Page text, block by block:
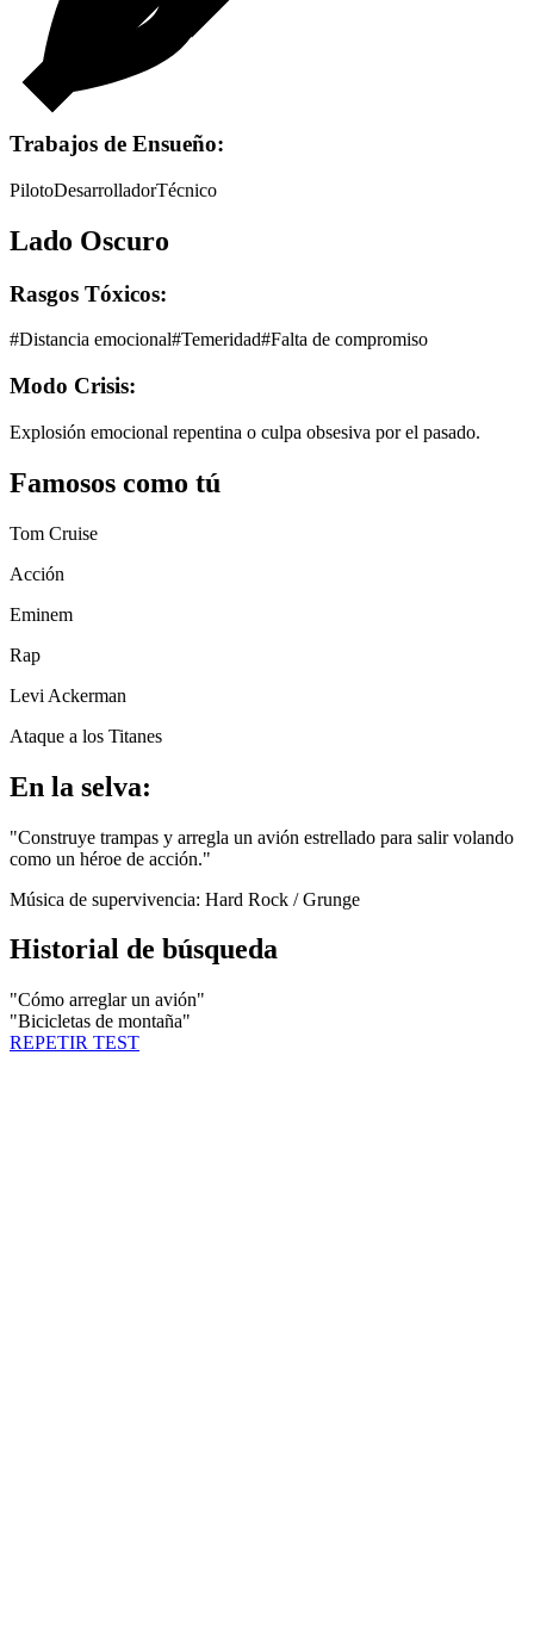
Trabajos de Ensueño:
PilotoDesarrolladorTécnico
Lado Oscuro
Rasgos Tóxicos:
#Distancia emocional#Temeridad#Falta de compromiso
Modo Crisis:
Explosión emocional repentina o culpa obsesiva por el pasado.
Famosos como tú
Tom Cruise
Acción
Eminem
Rap
Levi Ackerman
Ataque a los Titanes
En la selva:
"Construye trampas y arregla un avión estrellado para salir volando
como un héroe de acción."
Música de supervivencia: Hard Rock / Grunge
Historial de búsqueda
"Cómo arreglar un avión"
"Bicicletas de montaña"
REPETIR TEST